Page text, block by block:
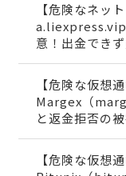
【危険なネッ
a.liexpress.vip
意！出金でき
【危険な仮想
Margex（
と返金拒否の
【危険な仮想